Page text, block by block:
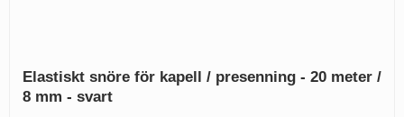
Elastiskt snöre för kapell / presenning - 20 meter /
8 mm - svart